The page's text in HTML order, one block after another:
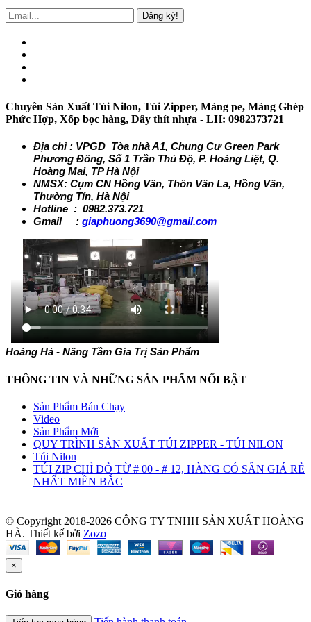
Đăng ký!
Chuyên Sản Xuất Túi Nilon, Túi Zipper, Màng pe, Màng Ghép
Phức Hợp, Xốp bọc hàng, Dây thít nhựa - LH: 0982373721
Địa chỉ : VPGD Tòa nhà A1, Chung Cư Green Park
Phương Đông, Số 1 Trần Thủ Độ, P. Hoàng Liệt, Q.
Hoàng Mai, TP Hà Nội
NMSX: Cụm CN Hồng Vân, Thôn Vân La, Hồng Vân,
Thường Tín, Hà Nội
Hotline : 0982.373.721
Gmail : giaphuong3690@gmail.com
Hoàng Hà - Nâng Tầm Gía Trị Sản Phẩm
THÔNG TIN VÀ NHỮNG SẢN PHẤM NỔI BẬT
Sản Phẩm Bán Chạy
Video
Sản Phẩm Mới
QUY TRÌNH SẢN XUẤT TÚI ZIPPER - TÚI NILON
Túi Nilon
TÚI ZIP CHỈ ĐỎ TỪ # 00 - # 12, HÀNG CÓ SẴN GIÁ RẺ
NHẤT MIỀN BẮC
© Copyright 2018-2026 CÔNG TY TNHH SẢN XUẤT HOÀNG
HÀ. Thiết kế bởi Zozo
×
Giỏ hàng